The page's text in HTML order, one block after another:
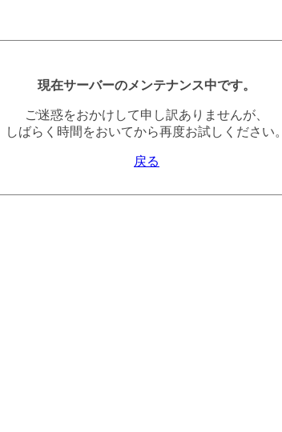
現在サーバーのメンテナンス中です。
ご迷惑をおかけして申し訳ありませんが、
しばらく時間をおいてから再度お試しください。
戻る